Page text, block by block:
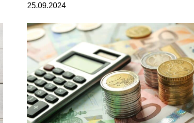
25.09.2024